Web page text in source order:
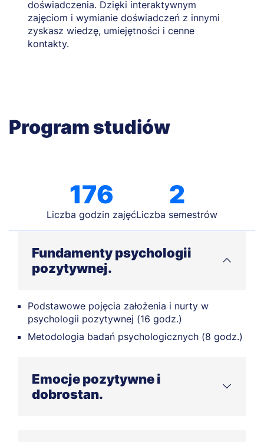
doświadczenia. Dzięki interaktywnym
zajęciom i wymianie doświadczeń z innymi
zyskasz wiedzę, umiejętności i cenne
kontakty.
Program studiów
176
Liczba godzin zajęć
2
Liczba semestrów
Fundamenty psychologii
pozytywnej.
Podstawowe pojęcia założenia i nurty w
psychologii pozytywnej (16 godz.)
Metodologia badań psychologicznych (8 godz.)
Emocje pozytywne i
dobrostan.